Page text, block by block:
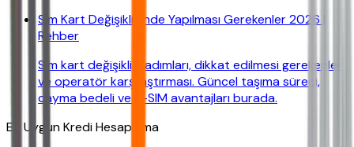
Sim Kart Değişikliğinde Yapılması Gerekenler 2026 |
Rehber
Sim kart değişikliği adımları, dikkat edilmesi gerekenler
ve operatör karşılaştırması. Güncel taşıma süreci,
cayma bedeli ve e-SIM avantajları burada.
En Uygun Kredi Hesaplama